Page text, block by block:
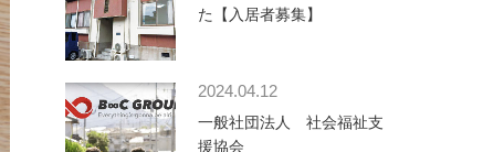
た【入居者募集】
2024.04.12
一般社団法人 社会福祉支
援協会